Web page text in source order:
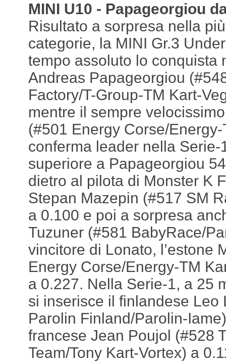
MINI U10 - Papageorgiou
Risultato a sorpresa nella
categorie, la MINI Gr.3
tempo assoluto lo conquista
Andreas Papageorgiou
Factory/T-Group-TM Kart-
mentre il sempre
(#501 Energy Corse/
conferma leader nella
superiore a Papageorgiou
dietro al pilota di Monster K
Stepan Mazepin (#517 SM
a 0.100 e poi a sorpresa
Tuzuner (#581 BabyRace/
vincitore di Lonato, l’estone
Energy Corse/Energy-TM
a 0.227. Nella Serie-1, a 25
si inserisce il finlandese Leo
Parolin Finland/Parolin-
francese Jean Poujol (#528
Team/Tony Kart-Vortex) a